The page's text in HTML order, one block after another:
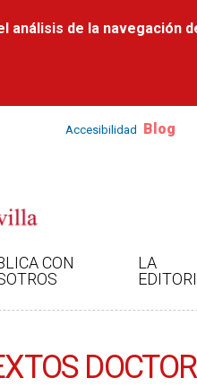
de la navegación
Accesibilidad Blog
CON
LA